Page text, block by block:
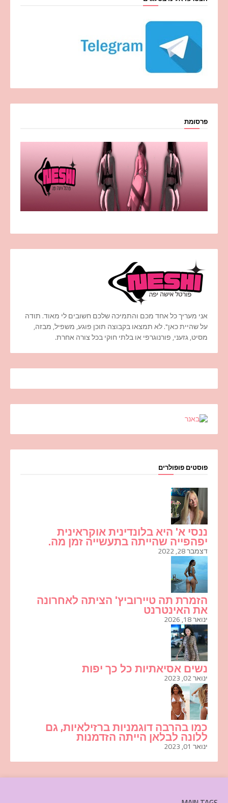
פרסומת
אני מעריך כל אחד מכם והתמיכה שלכם חשובים לי מאוד. תודה
על שהיית כאן". לא תמצאו בקבוצה תוכן פוגע, משפיל, מבזה,
מסיט, גזעני, פורנוגרפי או בלתי חוקי בכל צורה אחרת.
פוסטים פופולרים
ננסי א' היא בלונדינית אוקראינית
יפהפייה שהייתה בתעשייה זמן מה.
דצמבר 28, 2022
הזמרת תה טיירוביץ' הציתה לאחרונה
את האינטרנט
ינואר 18, 2026
נשים אסיאתיות כל כך יפות
ינואר 02, 2023
כמו בהרבה דוגמניות ברזילאיות, גם
ללונה לבלאן הייתה הזדמנות
ינואר 01, 2023